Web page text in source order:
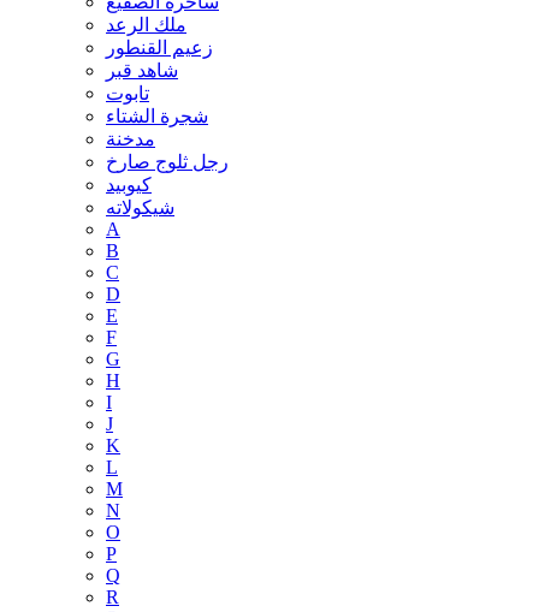
ملك الرعد
زعيم القنطور
شاهد قبر
تابوت
شجرة الشتاء
مدخنة
رجل ثلوج صارخ
كيوبيد
شيكولاته
A
B
C
D
E
F
G
H
I
J
K
L
M
N
O
P
Q
R